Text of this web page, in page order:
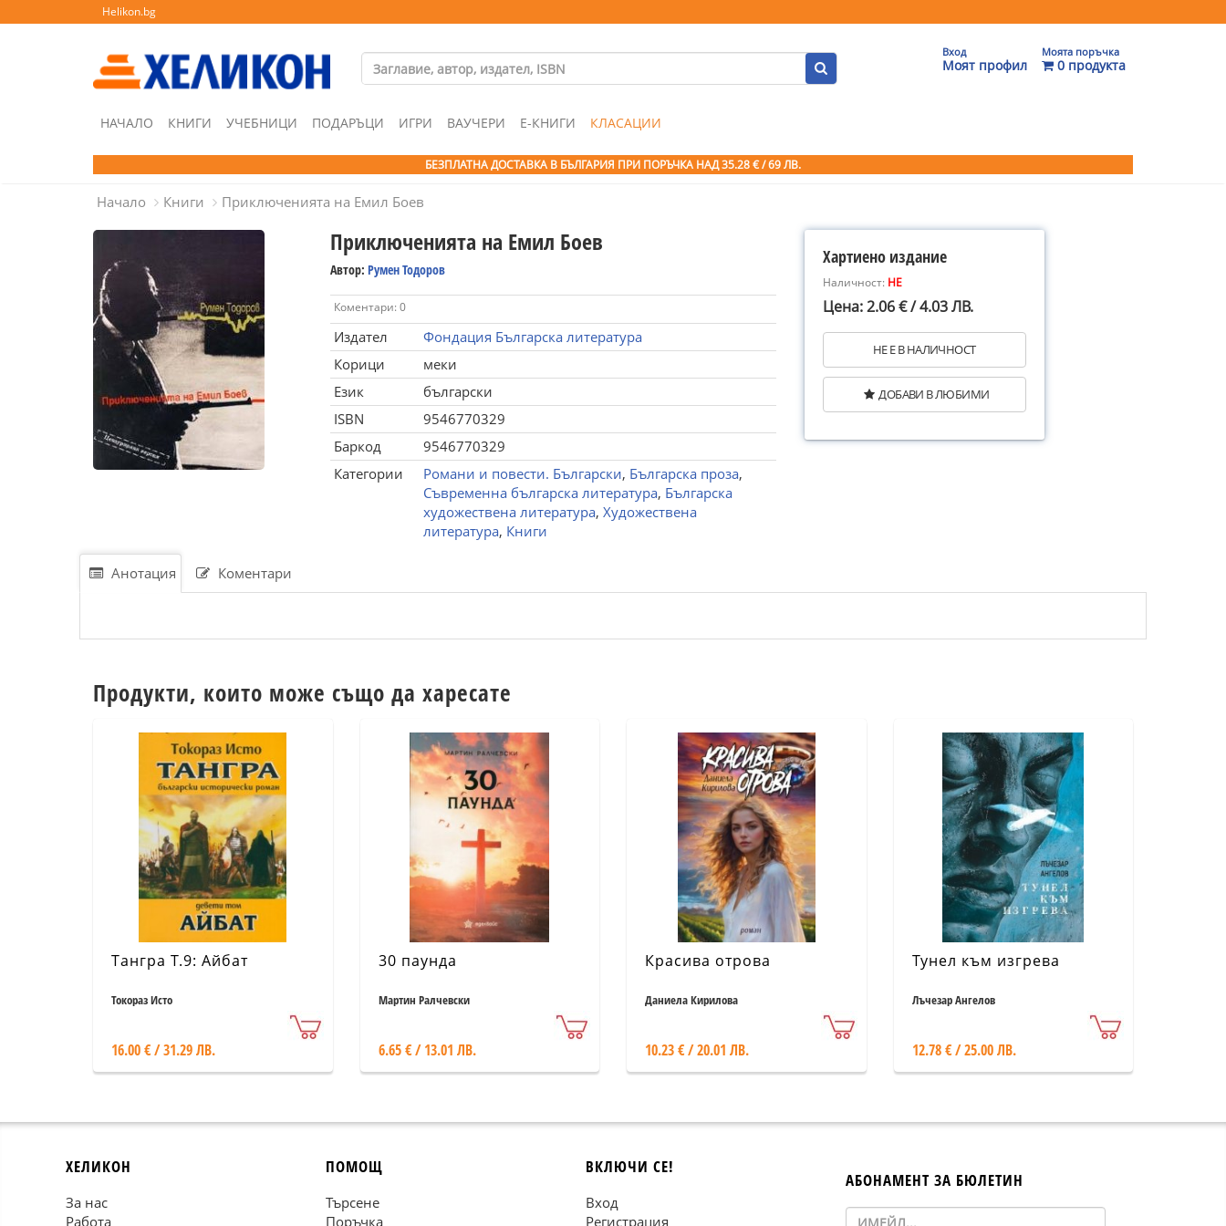
Helikon.bg
Вход
Моят профил
Моята поръчка
0 продукта
НАЧАЛО КНИГИ УЧЕБНИЦИ ПОДАРЪЦИ ИГРИ ВАУЧЕРИ Е-КНИГИ КЛАСАЦИИ
БЕЗПЛАТНА ДОСТАВКА В БЪЛГАРИЯ ПРИ ПОРЪЧКА НАД 35.28 € / 69 ЛВ.
Начало Книги Приключенията на Емил Боев
Приключенията на Емил Боев
Автор: Румен Тодоров
Коментари: 0
Издател
Фондация Българска литература
Корици
меки
Език
български
ISBN
9546770329
Баркод
9546770329
Категории
Романи и повести. Български, Българска проза,
Съвременна българска литература, Българска
художествена литература, Художествена
литература, Книги
Хартиено издание
Наличност: НЕ
Цена: 2.06 € / 4.03 ЛВ.
НЕ Е В НАЛИЧНОСТ
ДОБАВИ В ЛЮБИМИ
Анотация Коментари
Продукти, които може също да харесате
Тангра Т.9: Айбат
Токораз Исто
16.00 € / 31.29 ЛВ.
30 паунда
Мартин Ралчевски
6.65 € / 13.01 ЛВ.
Красива отрова
Даниела Кирилова
10.23 € / 20.01 ЛВ.
Тунел към изгрева
Лъчезар Ангелов
12.78 € / 25.00 ЛВ.
ХЕЛИКОН
За нас
Работа
ПОМОЩ
Търсене
Поръчка
ВКЛЮЧИ СЕ!
Вход
Регистрация
АБОНАМЕНТ ЗА БЮЛЕТИН